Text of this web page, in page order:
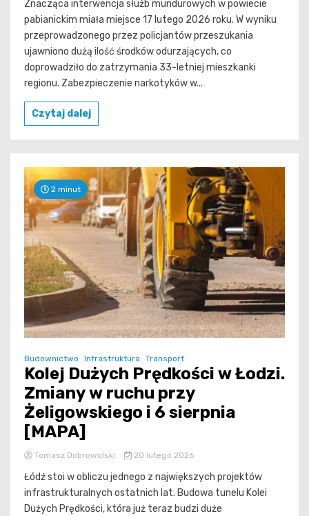
Znacząca interwencja służb mundurowych w powiecie
pabianickim miała miejsce 17 lutego 2026 roku. W wyniku
przeprowadzonego przez policjantów przeszukania
ujawniono dużą ilość środków odurzających, co
doprowadziło do zatrzymania 33-letniej mieszkanki
regionu. Zabezpieczenie narkotyków w...
Czytaj dalej
2 minut
Budownictwo Infrastruktura Transport
Kolej Dużych Prędkości w Łodzi.
Zmiany w ruchu przy
Żeligowskiego i 6 sierpnia
[MAPA]
Tomasz Dobrowolski 20 lutego 2026
Łódź stoi w obliczu jednego z największych projektów
infrastrukturalnych ostatnich lat. Budowa tunelu Kolei
Dużych Prędkości, która już teraz budzi duże